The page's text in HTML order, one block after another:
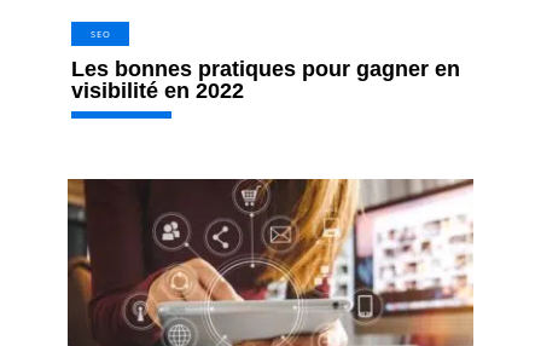
SEO
Les bonnes pratiques pour gagner en
visibilité en 2022